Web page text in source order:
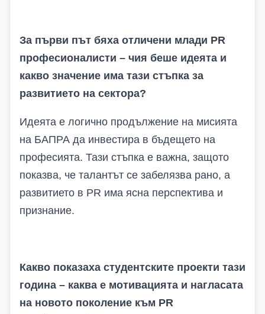
За първи път бяха отличени млади PR
професионалисти – чия беше идеята и
какво значение има тази стъпка за
развитието на сектора?
Идеята е логично продължение на мисията
на БАПРА да инвестира в бъдещето на
професията. Тази стъпка е важна, защото
показва, че талантът се забелязва рано, а
развитието в PR има ясна перспектива и
признание.
Какво показаха студентските проекти тази
година – каква е мотивацията и нагласата
на новото поколение към PR